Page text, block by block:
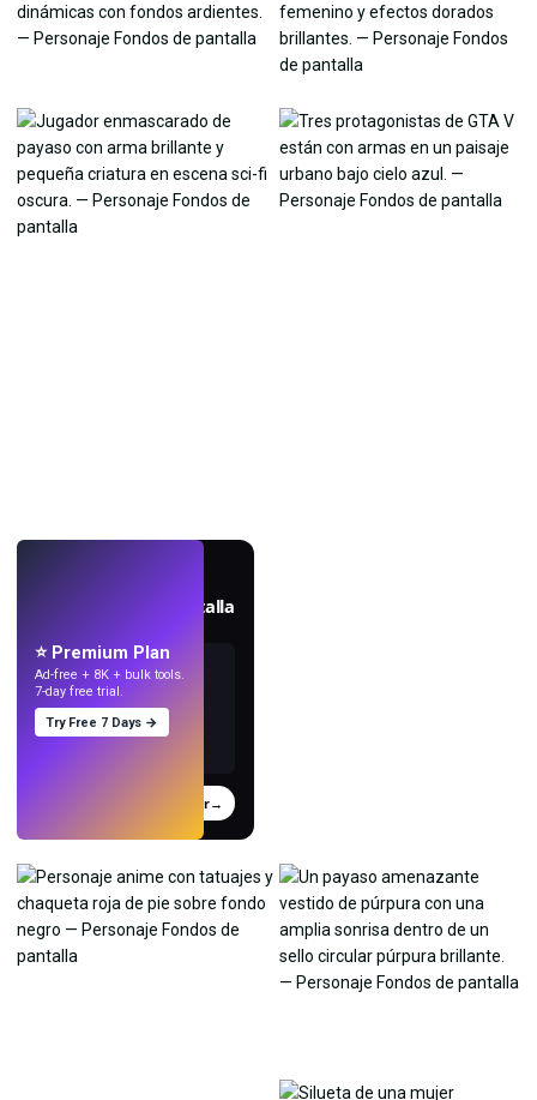
Crea fondos de pantalla
Probar→
⭐ Premium Plan
Ad-free + 8K + bulk tools.
7-day free trial.
Try Free 7 Days →